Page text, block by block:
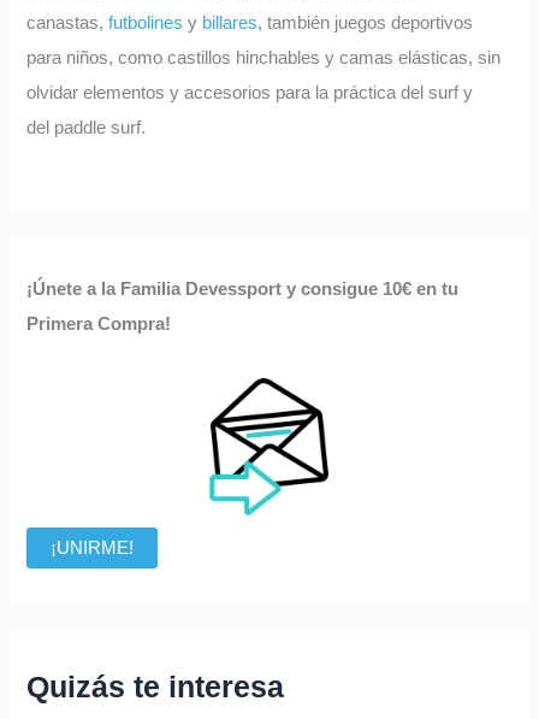
canastas,futbolines y billares, también juegos deportivos
para niños, como castillos hinchables y camas elásticas, sin
olvidar elementos y accesorios para la práctica del surf y
del paddle surf.
¡Únete a la Familia Devessport y consigue 10€ en tu
Primera Compra!
¡UNIRME!
Quizás te interesa